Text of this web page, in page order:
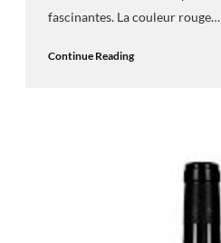
fascinantes. La couleur rouge…
Continue Reading